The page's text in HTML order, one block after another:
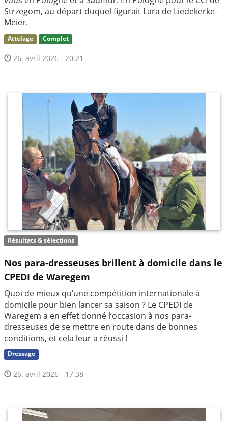
Strzegom, au départ duquel figurait Lara de Liedekerke-
Meier.
Attelage Complet
26. avril 2026 - 20:21
Résultats & sélections
Nos para-dresseuses brillent à domicile dans le
CPEDI de Waregem
Quoi de mieux qu’une compétition internationale à
domicile pour bien lancer sa saison ? Le CPEDI de
Waregem a en effet donné l’occasion à nos para-
dresseuses de se mettre en route dans de bonnes
conditions, et cela leur a réussi !
Dressage
26. avril 2026 - 17:38